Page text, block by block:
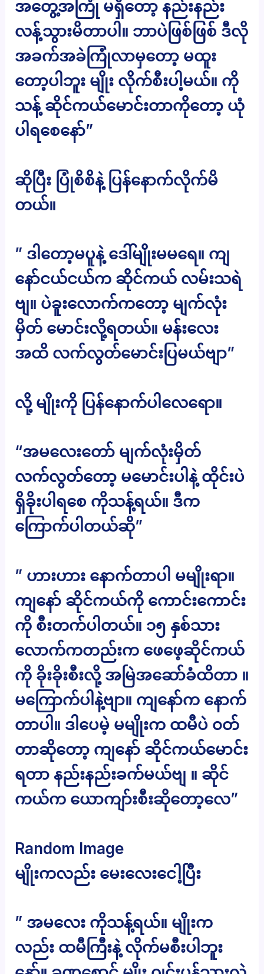
အတွေ့အကြုံ မရှိတော့ နည်းနည်း
လန့်သွားမိတာပါ။ ဘာပဲဖြစ်ဖြစ် ဒီလို
အခက်အခဲကြုံလာမှတော့ မထူး
တော့ပါဘူး မျိုး လိုက်စီးပါ့မယ်။ ကို
သန့် ဆိုင်ကယ်မောင်းတာကိုတော့ ယုံ
ပါရစေနော်”
ဆိုပြီး ပြုံစိစိနဲ့ ပြန်နောက်လိုက်မိ
တယ်။
” ဒါတော့မပူနဲ့ ဒေါ်မျိုးမမရေ။ ကျ
နော်ငယ်ငယ်က ဆိုင်ကယ် လမ်းသရဲ
ဗျ။ ပဲခူးလောက်ကတော့ မျက်လုံး
မှိတ် မောင်းလို့ရတယ်။ မန်းလေး
အထိ လက်လွတ်မောင်းပြမယ်ဗျာ”
လို့ မျိုးကို ပြန်နောက်ပါလေရော။
“အမလေးတော် မျက်လုံးမှိတ်
လက်လွတ်တော့ မမောင်းပါနဲ့ ထိုင်းပဲ
ရှိခိုးပါရစေ ကိုသန့်ရယ်။ ဒီက
ကြောက်ပါတယ်ဆို”
” ဟားဟား နောက်တာပါ မမျိုးရာ။
ကျနော် ဆိုင်ကယ်ကို ကောင်းကောင်း
ကို စီးတက်ပါတယ်။ ၁၅ နှစ်သား
လောက်ကတည်းက ဖေဖေ့ဆိုင်ကယ်
ကို ခိုးခိုးစီးလို့ အမြဲအဆော်ခံထိတာ ။
မကြောက်ပါနဲ့ဗျာ။ ကျနော်က နောက်
တာပါ။ ဒါပေမဲ့ မမျိုးက ထမီပဲ ၀တ်
တာဆိုတော့ ကျနော် ဆိုင်ကယ်မောင်း
ရတာ နည်းနည်းခက်မယ်ဗျ ။ ဆိုင်
ကယ်က ယောကျာ်းစီးဆိုတော့လေ”
Random Image
မျိုးကလည်း မေးလေးငေါ့ပြီး
” အမလေး ကိုသန့်ရယ်။ မျိုးက
လည်း ထမီကြီးနဲ့ လိုက်မစီးပါဘူး